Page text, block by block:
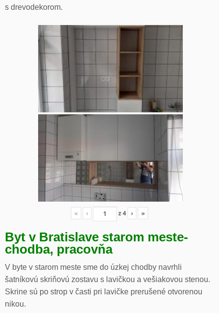
s drevodekorom.
« ‹ z4 › »
Byt v Bratislave starom meste-
chodba, pracovňa
V byte v starom meste sme do úzkej chodby navrhli
šatníkovú skriňovú zostavu s lavičkou a vešiakovou stenou.
Skrine sú po strop v časti pri lavičke prerušené otvorenou
nikou.